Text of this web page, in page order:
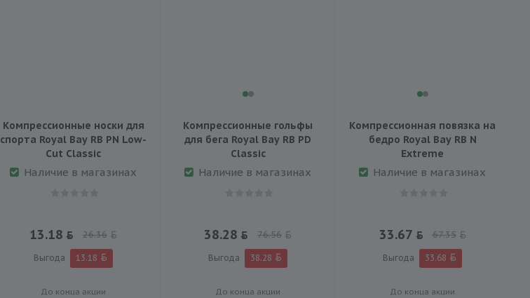
Компрессионные носки для
спорта Royal Bay RB PN Low-
Сut Classic
Наличие в магазинах
13.18 26.36
Выгода 13.18
До конца акции
Компрессионные гольфы
для бега Royal Bay RB PD
Classic
Наличие в магазинах
38.28 76.56
Выгода 38.28
До конца акции
Компрессионная повязка на
бедро Royal Bay RB N
Extreme
Наличие в магазинах
33.67 67.35
Выгода 33.68
До конца акции